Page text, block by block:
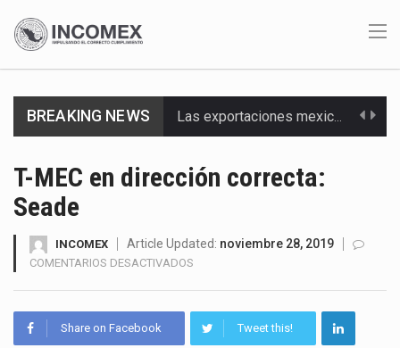
BREAKING NEWS Las exportaciones mexicanas de vehículos ligeros disminuyeron 9.67 % en julio a tasa anual, alcanzando…
Solo el 17.8 % de las empresas en México se considera totalmente preparada para la…
T-MEC en dirección correcta:
Seade
INCOMEX Article Updated: noviembre 28, 2019
COMENTARIOS DESACTIVADOS
DIRECCIÓN
Share on Facebook Tweet this!